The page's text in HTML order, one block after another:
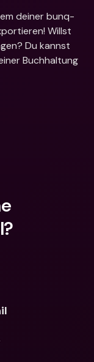
deiner bunq-
Willst
Du kannst
Buchhaltung